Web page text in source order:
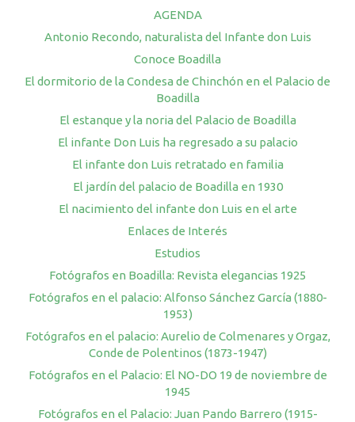
AGENDA
Antonio Recondo, naturalista del Infante don Luis
Conoce Boadilla
El dormitorio de la Condesa de Chinchón en el Palacio de
Boadilla
El estanque y la noria del Palacio de Boadilla
El infante Don Luis ha regresado a su palacio
El infante don Luis retratado en familia
El jardín del palacio de Boadilla en 1930
El nacimiento del infante don Luis en el arte
Enlaces de Interés
Estudios
Fotógrafos en Boadilla: Revista elegancias 1925
Fotógrafos en el palacio: Alfonso Sánchez García (1880-
1953)
Fotógrafos en el palacio: Aurelio de Colmenares y Orgaz,
Conde de Polentinos (1873-1947)
Fotógrafos en el Palacio: El NO-DO 19 de noviembre de
1945
Fotógrafos en el Palacio: Juan Pando Barrero (1915-